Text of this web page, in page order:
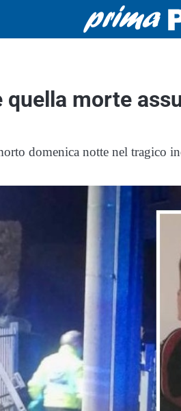
quella morte
domenica notte nel tragico